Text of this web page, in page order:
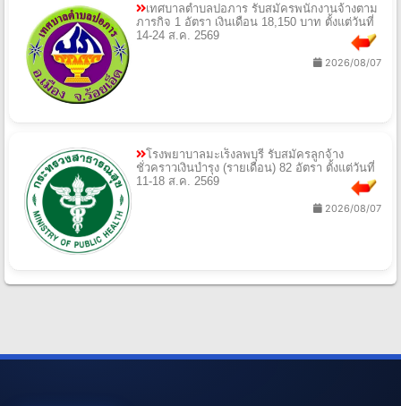
เทศบาลตำบลปอภาร รับสมัครพนักงานจ้างตาม
ภารกิจ 1 อัตรา เงินเดือน 18,150 บาท ตั้งแต่วันที่
14-24 ส.ค. 2569
2026/08/07
โรงพยาบาลมะเร็งลพบุรี รับสมัครลูกจ้าง
ชั่วคราวเงินบำรุง (รายเดือน) 82 อัตรา ตั้งแต่วันที่
11-18 ส.ค. 2569
2026/08/07